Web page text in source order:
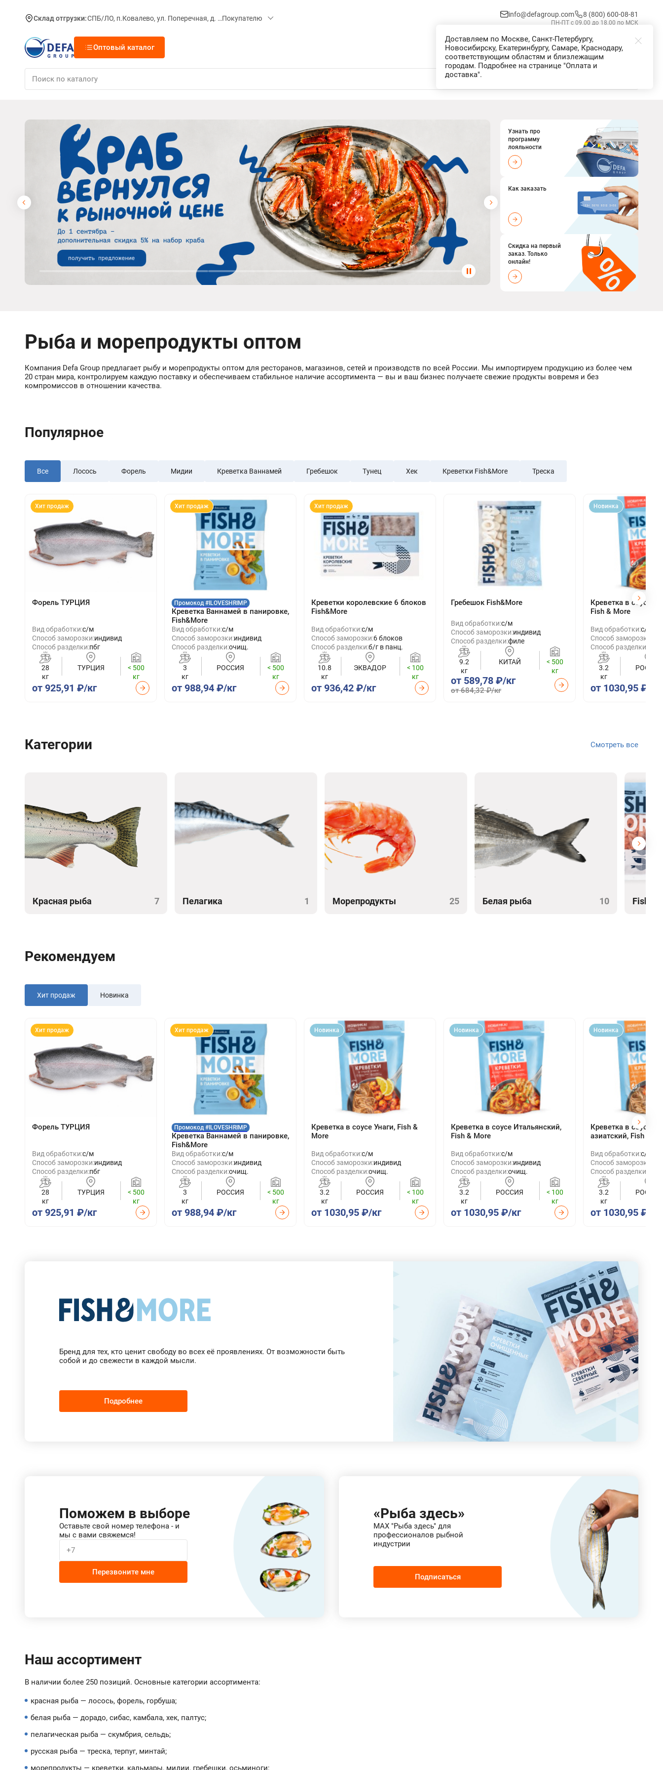
Склад отгрузки:СПБ/ЛО, п.Ковалево, ул. Поперечная, д. 15, СК «ПИРС» («МОРОЗКО»)
Покупателю info@defagroup.com 8 (800) 600-08-81
ПН-ПТ с 09.00 до 18.00 по МСК
Оптовый каталог Избранное Корзина Войти
Узнать про
программу
лояльности
Как заказать
Скидка на первый
заказ. Только
онлайн!
Рыба и морепродукты оптом
Компания Defa Group предлагает рыбу и морепродукты оптом для ресторанов, магазинов, сетей и производств по всей России. Мы импортируем продукцию из более чем
20 стран мира, контролируем каждую поставку и обеспечиваем стабильное наличие ассортимента — вы и ваш бизнес получаете свежие продукты вовремя и без
компромиссов в отношении качества.
Популярное
Все Лосось Форель Мидии Креветка Ваннамей Гребешок Тунец Хек Креветки Fish&More Треска
Хит продаж
Форель ТУРЦИЯ
Вид обработки:с/м
Способ заморозки:индивид
Способ разделки:пбг
28
кг
ТУРЦИЯ
< 500
кг
от 925,91 ₽/кг
Хит продаж
Промокод #ILOVESHRIMP
Креветка Ваннамей в панировке,
Fish&More
Вид обработки:с/м
Способ заморозки:индивид
Способ разделки:очищ.
3
кг
РОССИЯ
< 500
кг
от 988,94 ₽/кг
Хит продаж
Креветки королевские 6 блоков
Fish&More
Вид обработки:с/м
Способ заморозки:6 блоков
Способ разделки:б/г в панц.
10.8
кг
ЭКВАДОР
< 100
кг
от 936,42 ₽/кг
Гребешок Fish&More
Вид обработки:с/м
Способ заморозки:индивид
Способ разделки:филе
9.2
кг
КИТАЙ
< 500
кг
от 589,78 ₽/кг
от 684,32 ₽/кг
Новинка
Креветка в соусе
Fish & More
Вид обработки:с/м
Способ заморозки:
Способ разделки:
3.2
кг
РОССИЯ
от 1030,95 ₽/кг
Категории Смотреть все
Красная рыба 7 Пелагика 1 Морепродукты 25 Белая рыба 10
Рекомендуем
Хит продаж Новинка
Хит продаж
Форель ТУРЦИЯ
Вид обработки:с/м
Способ заморозки:индивид
Способ разделки:пбг
28
кг
ТУРЦИЯ
< 500
кг
от 925,91 ₽/кг
Хит продаж
Промокод #ILOVESHRIMP
Креветка Ваннамей в панировке,
Fish&More
Вид обработки:с/м
Способ заморозки:индивид
Способ разделки:очищ.
3
кг
РОССИЯ
< 500
кг
от 988,94 ₽/кг
Новинка
Креветка в соусе Унаги, Fish &
More
Вид обработки:с/м
Способ заморозки:индивид
Способ разделки:очищ.
3.2
кг
РОССИЯ
< 100
кг
от 1030,95 ₽/кг
Новинка
Креветка в соусе Итальянский,
Fish & More
Вид обработки:с/м
Способ заморозки:индивид
Способ разделки:очищ.
3.2
кг
РОССИЯ
< 100
кг
от 1030,95 ₽/кг
Новинка
Креветка в соусе
азиатский, Fish &
Вид обработки:с/м
Способ заморозки:
Способ разделки:
3.2
кг
РОССИЯ
от 1030,95 ₽/кг
Бренд для тех, кто ценит свободу во всех её проявлениях. От возможности быть
собой и до свежести в каждой мысли.
Подробнее
Поможем в выборе
Оставьте свой номер телефона - и
мы с вами свяжемся!
Перезвоните мне
«Рыба здесь»
MAX "Рыба здесь" для
профессионалов рыбной
индустрии
Подписаться
Наш ассортимент
В наличии более 250 позиций. Основные категории ассортимента:
красная рыба — лосось, форель, горбуша;
белая рыба — дорадо, сибас, камбала, хек, палтус;
пелагическая рыба — скумбрия, сельдь;
русская рыба — треска, терпуг, минтай;
морепродукты — креветки, кальмары, мидии, гребешки, осьминоги;
Доставляем по Москве, Санкт-Петербургу,
Новосибирску, Екатеринбургу, Самаре, Краснодару,
соответствующим областям и близлежащим
городам. Подробнее на странице "Оплата и
доставка".